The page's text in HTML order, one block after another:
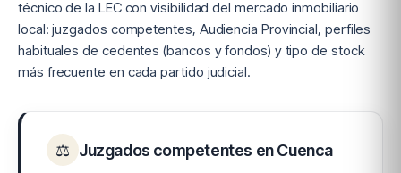
técnico de la LEC con visibilidad del mercado inmobiliario
local: juzgados competentes, Audiencia Provincial, perfiles
habituales de cedentes (bancos y fondos) y tipo de stock
más frecuente en cada partido judicial.
⚖ Juzgados competentes en Cuenca